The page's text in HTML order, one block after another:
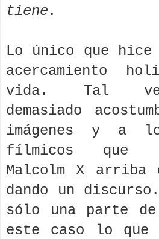
tiene.
Lo único que
acercamiento
vida. Tal
demasiado
imágenes y a
fílmicos que
Malcolm X arriba
dando un
sólo una parte
este caso lo que